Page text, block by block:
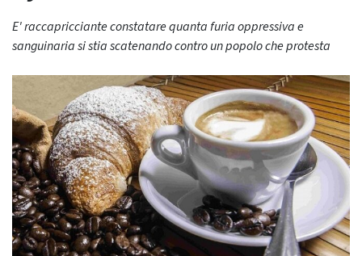
E' raccapricciante constatare quanta furia oppressiva e
sanguinaria si stia scatenando contro un popolo che protesta